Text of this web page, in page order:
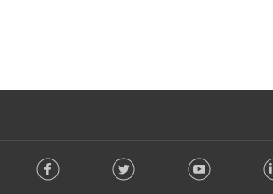
o Facebook Twitter Youtube